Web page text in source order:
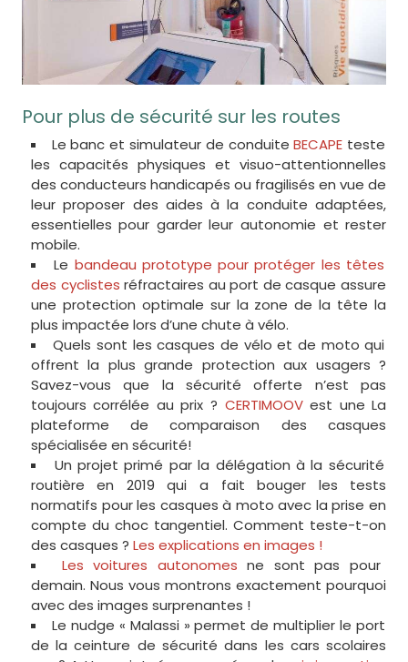
Pour plus de sécurité sur les routes
Le banc et simulateur de conduiteBECAPE teste
les capacités physiques et visuo-attentionnelles
des conducteurs handicapés ou fragilisés en vue de
leur proposer des aides à la conduite adaptées,
essentielles pour garder leur autonomie et rester
mobile.
Le bandeau prototype pour protéger les têtes
des cyclistes réfractaires au port de casque assure
une protection optimale sur la zone de la tête la
plus impactée lors d’une chute à vélo.
Quels sont les casques de vélo et de moto qui
offrent la plus grande protection aux usagers ?
Savez-vous que la sécurité offerte n’est pas
toujours corrélée au prix ? CERTIMOOVest une La
plateforme de comparaison des casques
spécialisée en sécurité!
Un projet primé par la délégation à la sécurité
routière en 2019 qui a fait bouger les tests
normatifs pour les casques à moto avec la prise en
compte du choc tangentiel. Comment teste-t-on
des casques ? Les explications en images !
Les voitures autonomes ne sont pas pour
demain. Nous vous montrons exactement pourquoi
avec des images surprenantes !
Le nudge « Malassi » permet de multiplier le port
de la ceinture de sécurité dans les cars scolaires